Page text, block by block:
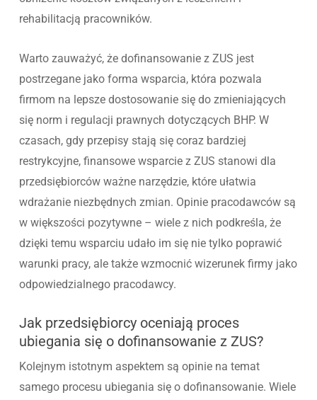
rehabilitacją pracowników.
Warto zauważyć, że dofinansowanie z ZUS jest
postrzegane jako forma wsparcia, która pozwala
firmom na lepsze dostosowanie się do zmieniających
się norm i regulacji prawnych dotyczących BHP. W
czasach, gdy przepisy stają się coraz bardziej
restrykcyjne, finansowe wsparcie z ZUS stanowi dla
przedsiębiorców ważne narzędzie, które ułatwia
wdrażanie niezbędnych zmian. Opinie pracodawców są
w większości pozytywne – wiele z nich podkreśla, że
dzięki temu wsparciu udało im się nie tylko poprawić
warunki pracy, ale także wzmocnić wizerunek firmy jako
odpowiedzialnego pracodawcy.
Jak przedsiębiorcy oceniają proces
ubiegania się o dofinansowanie z ZUS?
Kolejnym istotnym aspektem są opinie na temat
samego procesu ubiegania się o dofinansowanie. Wiele